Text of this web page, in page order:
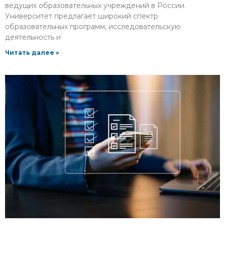
ведущих образовательных учреждений в России.
Университет предлагает широкий спектр
образовательных программ, исследовательскую
деятельность и
Читать далее »